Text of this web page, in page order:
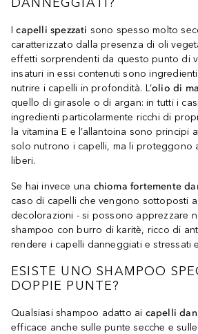
Icapelli spezzati sono spesso molto
caratterizzato dalla presenza di oli
effetti sorprendenti da questo punto di
insaturi in essi contenuti sono
nutrire i capelli in profondità. L’olio di
quello di girasole o di argan: in tutti i
ingredienti particolarmente ricchi di
la vitamina E e l’allantoina sono principi
solo nutrono i capelli, ma li proteggono
liberi.
Se hai invece una chioma fortemente
caso di capelli che vengono sottoposti
decolorazioni - si possono apprezzare
shampoo con burro di karitè, ricco di
rendere i capelli danneggiati e stressati
ESISTE UNO SHAMPOO
DOPPIE PUNTE?
Qualsiasi shampoo adatto ai capelli
efficace anche sulle punte secche e